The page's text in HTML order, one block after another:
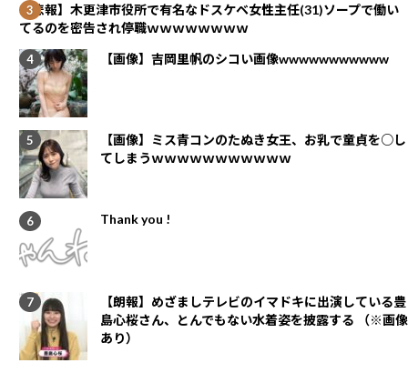
【悲報】木更津市役所で有名なドスケベ女性主任(31)ソープで働い
てるのを密告され停職ｗｗｗｗｗｗｗｗ
【画像】吉岡里帆のシコい画像wwwwwwwwwww
【画像】ミス青コンのたぬき女王、お乳で童貞を○し
てしまうｗｗｗｗｗｗｗｗｗｗｗ
Thank you !
【朗報】めざましテレビのイマドキに出演している豊
島心桜さん、とんでもない水着姿を披露する （※画像
あり）